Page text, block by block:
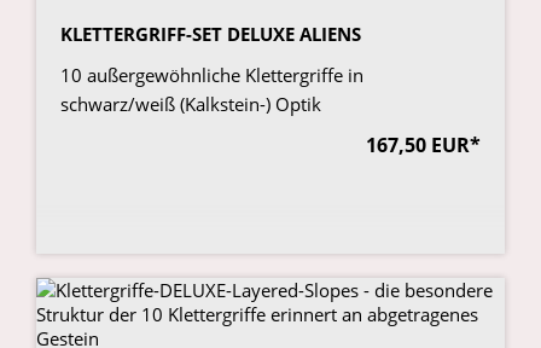
KLETTERGRIFF-SET DELUXE ALIENS
10 außergewöhnliche Klettergriffe in
schwarz/weiß (Kalkstein-) Optik
167,50 EUR*